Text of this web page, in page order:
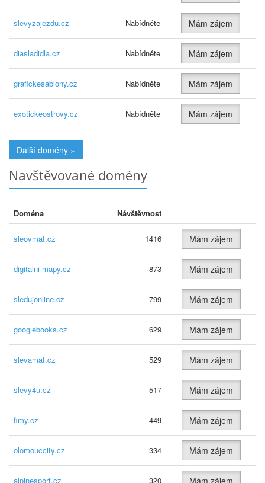
slevyzajezdu.cz Nabídněte Mám zájem
diasladidla.cz Nabídněte Mám zájem
grafickesablony.cz Nabídněte Mám zájem
exotickeostrovy.cz Nabídněte Mám zájem
Další domény »
Navštěvované domény
Doména Návštěvnost
sleovmat.cz 1416 Mám zájem
digitalni-mapy.cz 873 Mám zájem
sledujonline.cz 799 Mám zájem
googlebooks.cz 629 Mám zájem
slevamat.cz 529 Mám zájem
slevy4u.cz 517 Mám zájem
fimy.cz 449 Mám zájem
olomouccity.cz 334 Mám zájem
alpinesport.cz 320 Mám zájem